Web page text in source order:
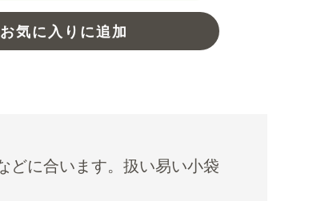
お気に入りに追加
どに合います。扱い易い小袋